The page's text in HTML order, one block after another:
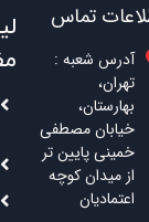
تماس
آدرس شعبه :
تهران،
بهارستان،
خیابان مصطفی
خمینی پایین تر
از میدان کوچه
اعتمادیان